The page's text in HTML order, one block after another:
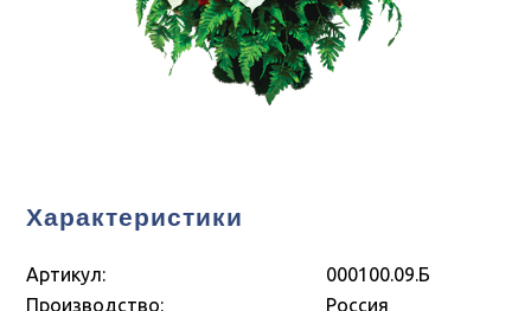
Характеристики
Артикул:
000100.09.Б
Производство:
Россия